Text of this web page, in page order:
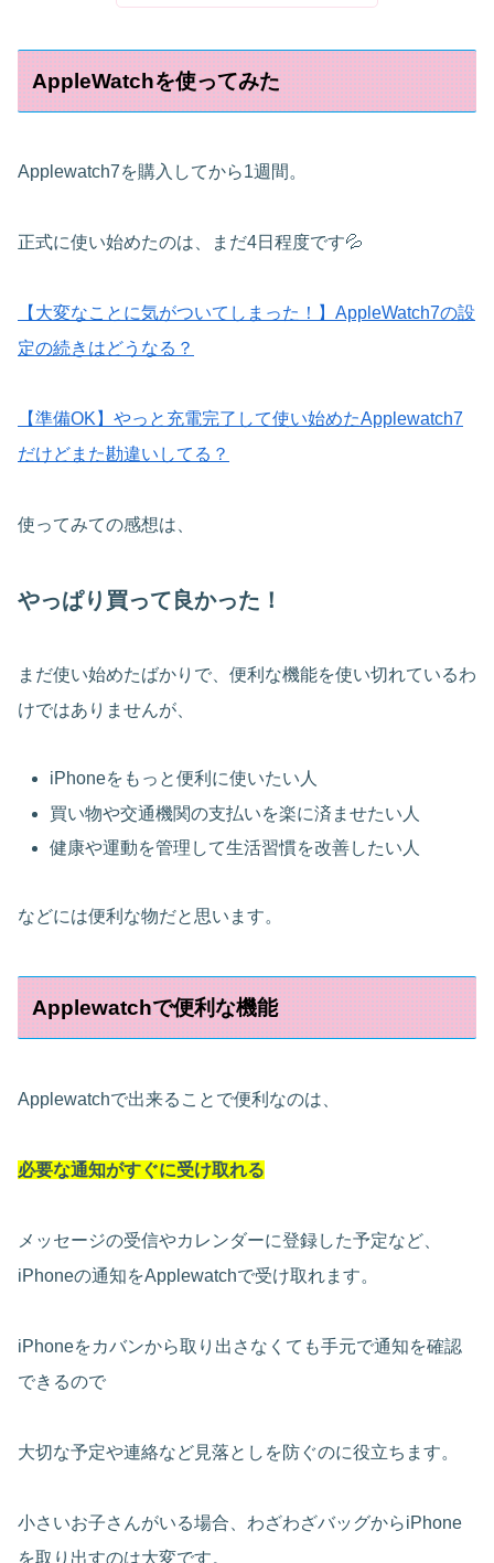
AppleWatchを使ってみた
Applewatch7を購入してから1週間。
正式に使い始めたのは、まだ4日程度です💦
【大変なことに気がついてしまった！】AppleWatch7の設
定の続きはどうなる？
【準備OK】やっと充電完了して使い始めたApplewatch7
だけどまた勘違いしてる？
使ってみての感想は、
やっぱり買って良かった！
まだ使い始めたばかりで、便利な機能を使い切れているわ
けではありませんが、
iPhoneをもっと便利に使いたい人
買い物や交通機関の支払いを楽に済ませたい人
健康や運動を管理して生活習慣を改善したい人
などには便利な物だと思います。
Applewatchで便利な機能
Applewatchで出来ることで便利なのは、
必要な通知がすぐに受け取れる
メッセージの受信やカレンダーに登録した予定など、
iPhoneの通知をApplewatchで受け取れます。
iPhoneをカバンから取り出さなくても手元で通知を確認
できるので
大切な予定や連絡など見落としを防ぐのに役立ちます。
小さいお子さんがいる場合、わざわざバッグからiPhone
を取り出すのは大変です。